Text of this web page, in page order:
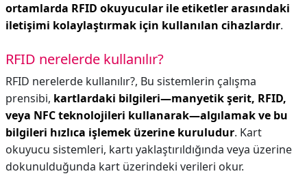
ortamlarda RFID okuyucular ile etiketler arasındaki
iletişimi kolaylaştırmak için kullanılan cihazlardır.
RFID nerelerde kullanılır?
RFID nerelerde kullanılır?, Bu sistemlerin çalışma
prensibi, kartlardaki bilgileri—manyetik şerit, RFID,
veya NFC teknolojileri kullanarak—algılamak ve bu
bilgileri hızlıca işlemek üzerine kuruludur. Kart
okuyucu sistemleri, kartı yaklaştırıldığında veya üzerine
dokunulduğunda kart üzerindeki verileri okur.